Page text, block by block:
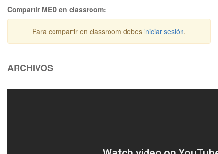
Compartir MED en classroom:
Para compartir en classroom debes iniciar sesión.
ARCHIVOS